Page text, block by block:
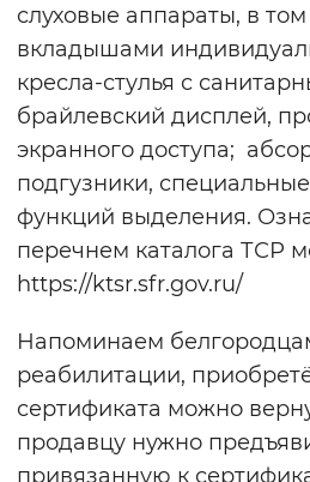
слуховые аппараты, в
вкладышами
кресла-стулья с
брайлевский дисплей,
экранного доступа;
подгузники,
функций выделения.
перечнем каталога ТСР
https://ktsr.sfr.gov.ru/
Напоминаем
реабилитации,
сертификата можно
продавцу нужно
привязанную к